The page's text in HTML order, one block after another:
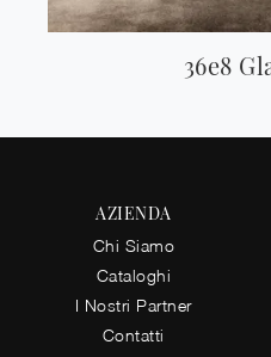
36e8
AZIENDA
Chi Siamo
Cataloghi
I Nostri Partner
Contatti